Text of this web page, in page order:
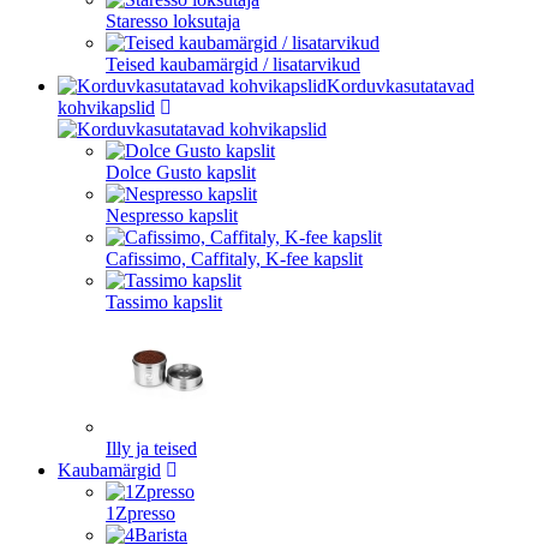
Staresso loksutaja
Teised kaubamärgid / lisatarvikud
Korduvkasutatavad
kohvikapslid
Dolce Gusto kapslit
Nespresso kapslit
Cafissimo, Caffitaly, K-fee kapslit
Tassimo kapslit
Illy ja teised
Kaubamärgid
1Zpresso